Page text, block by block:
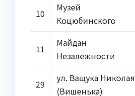
10
Музей
Коцюбинского
11
Майдан
Незалежности
29
ул. Ващука Николая
(Вишенька)